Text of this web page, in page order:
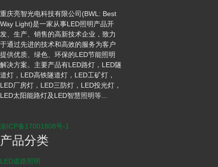
重庆亮智光电科技有限公司(BWL: Best
Way Light)是一家从事LED照明产品开
发、生产、销售的高新技术企业，致力
于通过先进的技术和高效的服务为客户
提供优质、绿色、环保的LED节能照明
解决方案。主要产品有LED路灯，LED隧
道灯，LED高铁隧道灯，LED工矿灯，
LED厂房灯，LED三防灯，LED投光灯，
LED太阳能路灯及LED智慧照明等...
渝ICP备17001808号-1
产品分类
LED道路照明